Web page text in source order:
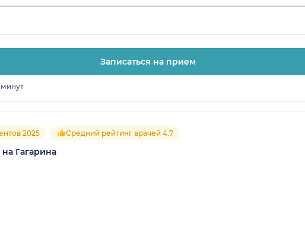
Записаться на прием
2025 Средний рейтинг врачей 4.7
Гагарина